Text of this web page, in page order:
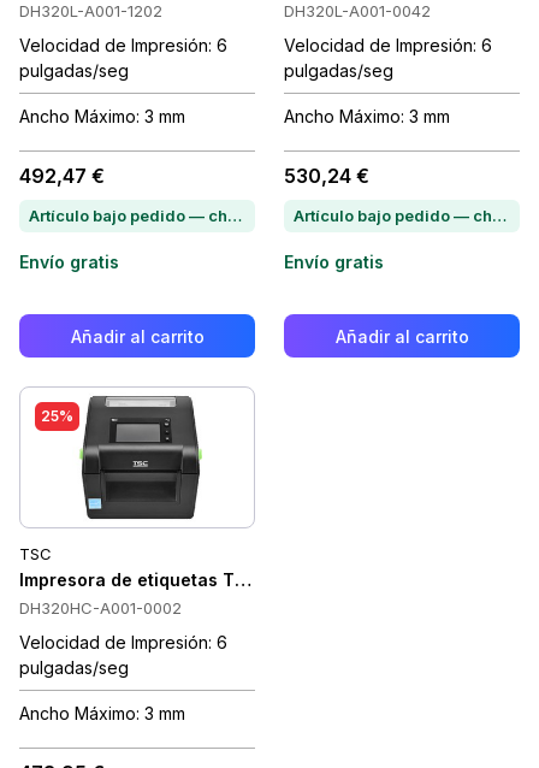
DH320L-A001-1202
Velocidad de Impresión: 6
pulgadas/seg
Ancho Máximo: 3 mm
492,47 €
Artículo bajo pedido — chatea para conocer el plazo de entrega
Envío gratis
Añadir al carrito
DH320L-A001-0042
Velocidad de Impresión: 6
pulgadas/seg
Ancho Máximo: 3 mm
530,24 €
Artículo bajo pedido — chatea para conocer el plazo de entrega
Envío gratis
Añadir al carrito
25%
TSC
Impresora de etiquetas TSC MediPrint Touch 300DX para
DH320HC-A001-0002
Velocidad de Impresión: 6
pulgadas/seg
Ancho Máximo: 3 mm